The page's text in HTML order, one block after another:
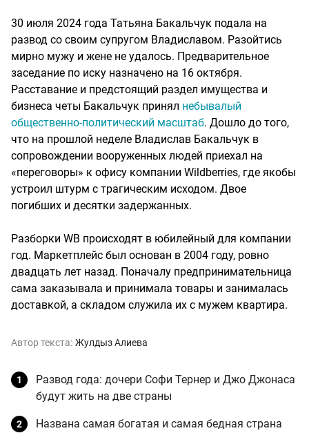
30 июля 2024 года Татьяна Бакальчук подала на
развод со своим супругом Владиславом. Разойтись
мирно мужу и жене не удалось. Предварительное
заседание по иску назначено на 16 октября.
Расставание и предстоящий раздел имущества и
бизнеса четы Бакальчук принял небывалый
общественно-политический масштаб. Дошло до того,
что на прошлой неделе Владислав Бакальчук в
сопровождении вооруженных людей приехал на
«переговоры» к офису компании Wildberries, где якобы
устроил штурм с трагическим исходом. Двое
погибших и десятки задержанных.
Разборки WB происходят в юбилейный для компании
год. Маркетплейс был основан в 2004 году, ровно
двадцать лет назад. Поначалу предпринимательница
сама заказывала и принимала товары и занималась
доставкой, а складом служила их с мужем квартира.
Автор текста: Жулдыз Алиева
Развод года: дочери Софи Тернер и Джо Джонаса
будут жить на две страны
Названа самая богатая и самая бедная страна